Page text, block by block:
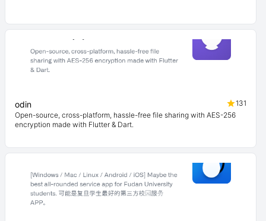
odin
131
Open-source, cross-platform, hassle-free file sharing with AES-256
encryption made with Flutter & Dart.